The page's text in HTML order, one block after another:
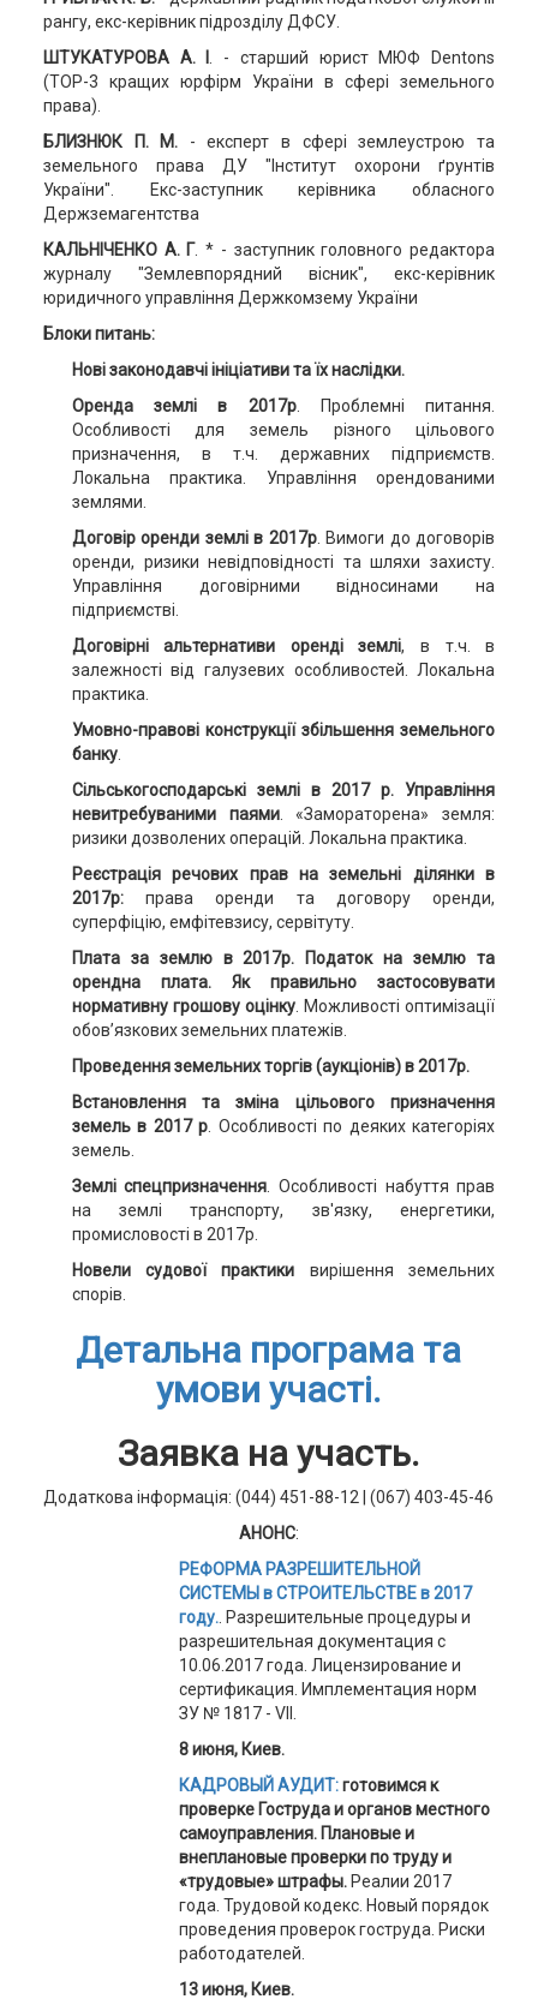
рангу, екс-керівник підрозділу ДФСУ.
ШТУКАТУРОВА А. І
. - старший юрист МЮФ Dentons
(ТОР-3 кращих юрфірм України в сфері земельного
права).
БЛИЗНЮК П. М. - експерт в сфері землеустрою та
земельного права ДУ "Інститут охорони ґрунтів
України". Екс-заступник керівника обласного
Держземагентства
КАЛЬНІЧЕНКО А. Г. * - заступник головного редактора
журналу "Землевпорядний вісник", екс-керівник
юридичного управління Держкомзему України
Блоки питань:
Нові законодавчі ініціативи та їх наслідки.
Оренда землі в 2017р. Проблемні питання.
Особливості для земель різного цільового
призначення, в т.ч. державних підприємств.
Локальна практика. Управління орендованими
землями.
Договір оренди землі в 2017р. Вимоги до договорів
оренди, ризики невідповідності та шляхи захисту.
Управління договірними відносинами на
підприємстві.
Договірні альтернативи оренді землі, в т.ч. в
залежності від галузевих особливостей. Локальна
практика.
Умовно-правові конструкції збільшення земельного
банку.
Сільськогосподарські землі в 2017 р. Управління
невитребуваними паями. «Замораторена» земля:
ризики дозволених операцій. Локальна практика.
Реєстрація речових прав на земельні ділянки в
2017р:права оренди та договору оренди,
суперфіцію, емфітевзису, сервітуту.
Плата за землю в 2017р. Податок на землю та
орендна плата. Як правильно застосовувати
нормативну грошову оцінку. Можливості оптимізації
обов’язкових земельних платежів.
Проведення земельних торгів (аукціонів) в 2017р.
Встановлення та зміна цільового призначення
земель в 2017 р . Особливості по деяких категоріях
земель.
Землі спецпризначення . Особливості набуття прав
на землі транспорту, зв'язку, енергетики,
промисловості в 2017р.
Новели судової практики вирішення земельних
спорів.
Детальна програма та
умови участі.
Заявка на участь.
Додаткова інформація: (044) 451-88-12 | (067) 403-45-46
АНОНС:
РЕФОРМА РАЗРЕШИТЕЛЬНОЙ
СИСТЕМЫ в СТРОИТЕЛЬСТВЕ в 2017
году. . Разрешительные процедуры и
разрешительная документация с
10.06.2017 года. Лицензирование и
сертификация. Имплементация норм
ЗУ № 1817 - VII.
8 июня, Киев.
КАДРОВЫЙ АУДИТ:готовимся к
проверке Гоструда и органов местного
самоуправления. Плановые и
внеплановые проверки по труду и
«трудовые» штрафы. Реалии 2017
года. Трудовой кодекс. Новый порядок
проведения проверок гоструда. Риски
работодателей.
13июня, Киев.